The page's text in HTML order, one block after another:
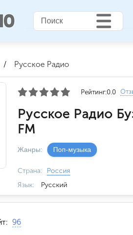
/ Русское Радио
Рейтинг:0.0
Русское Радио
FM
Жанры: Поп-музыка
Страна:
Россия
Язык:
Русский
96